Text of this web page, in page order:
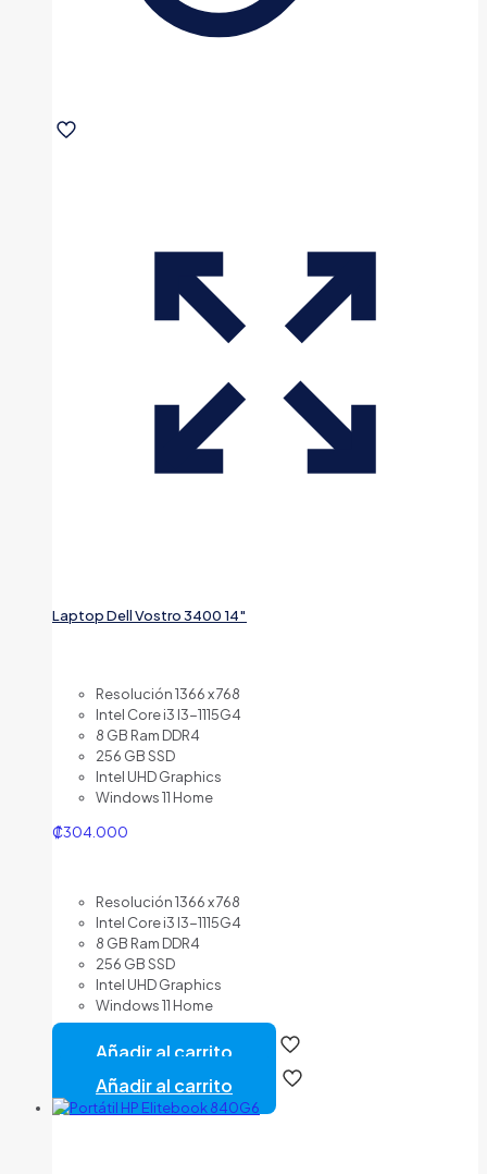
Laptop Dell Vostro 3400 14″
Resolución 1366 x 768
Intel Core i3 I3-1115G4
8 GB Ram DDR4
256 GB SSD
Intel UHD Graphics
Windows 11 Home
₡304.000
Resolución 1366 x 768
Intel Core i3 I3-1115G4
8 GB Ram DDR4
256 GB SSD
Intel UHD Graphics
Windows 11 Home
Añadir al carrito
Añadir al carrito